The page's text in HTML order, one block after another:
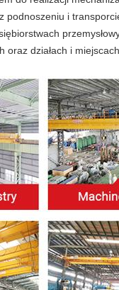
podnoszeniu i
działach i